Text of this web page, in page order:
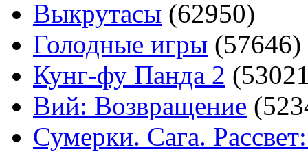
Выкрутасы (62950)
Голодные игры (57646)
Кунг-фу Панда 2
Вий: Возвращение
Сумерки. Сага.